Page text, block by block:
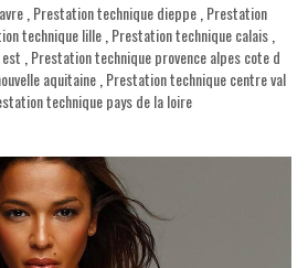
, Prestation technique dieppe, Prestation
technique lille, Prestation technique calais,
Prestation technique provence alpes cote d
aquitaine Prestation technique centre val
technique pays de la loire